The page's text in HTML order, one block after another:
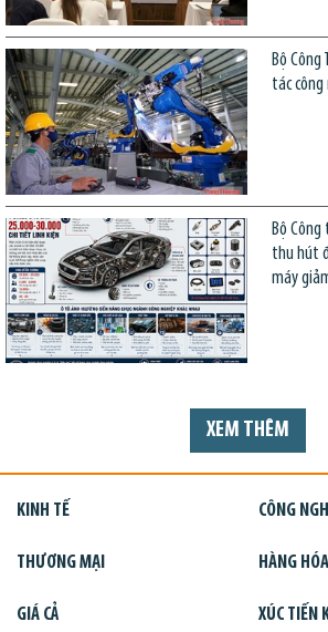
Bộ Công
tác công
Bộ
thu hút
máy
XEM THÊM
KINH TẾ CÔNG
THƯƠNG MẠI HÀNG HÓA
GIÁ CẢ XÚC TIẾN